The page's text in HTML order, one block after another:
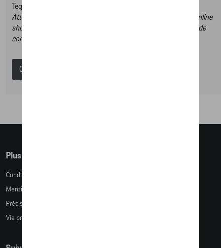
Tequipment.
Attention, en cliquant sur le lien du catalogue vous sortez du online
shop et dans ce catalogue vous n’aurez donc pas la possibilité de
commander des articles en ligne.
Catalogue Porsche
Plus d'informations
Conditions de vente
Mentions légales
Précision des tailles
Vie privée